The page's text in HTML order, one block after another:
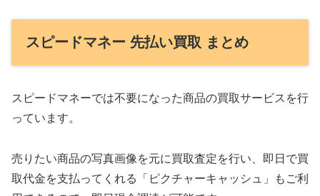
スピードマネー 先払い買取 まとめ
スピードマネーでは不要になった商品の買取サービスを行
っています。
売りたい商品の写真画像を元に買取査定を行い、即日で買
取代金を支払ってくれる「ピクチャーキャッシュ」もご利